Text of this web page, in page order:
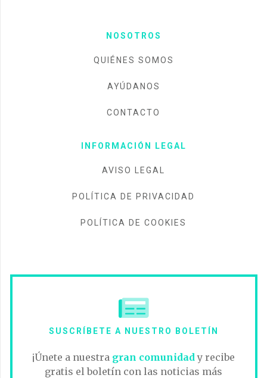
NOSOTROS
QUIÉNES SOMOS
AYÚDANOS
CONTACTO
INFORMACIÓN LEGAL
AVISO LEGAL
POLÍTICA DE PRIVACIDAD
POLÍTICA DE COOKIES
SUSCRÍBETE A NUESTRO BOLETÍN
¡Únete a nuestra gran comunidad y recibe
gratis el boletín con las noticias más